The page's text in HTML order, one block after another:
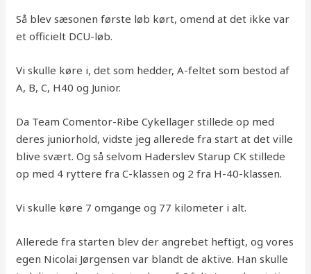
Så blev sæsonen første løb kørt, omend at det ikke var
et officielt DCU-løb.
Vi skulle køre i, det som hedder, A-feltet som bestod af
A, B, C, H40 og Junior.
Da Team Comentor-Ribe Cykellager stillede op med
deres juniorhold, vidste jeg allerede fra start at det ville
blive svært. Og så selvom Haderslev Starup CK stillede
op med 4 ryttere fra C-klassen og 2 fra H-40-klassen.
Vi skulle køre 7 omgange og 77 kilometer i alt.
Allerede fra starten blev der angrebet heftigt, og vores
egen Nicolai Jørgensen var blandt de aktive. Han skulle